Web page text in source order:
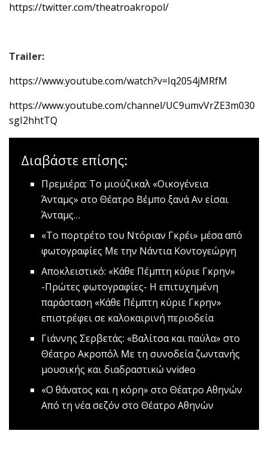
https://twitter.com/theatroakropol/
Trailer:
https://www.youtube.com/watch?v=Iq2054jMRfM
https://www.youtube.com/channel/UC9umvVrZE3m030
sgI2hhtTQ
Διαβάστε επίσης:
Πρεμιέρα: Το μιούζικαλ «Οικογένεια
Άνταμς» στο Θέατρο Βέμπο ξανάΑν είσαι
Άνταμς…
«Το πορτρέτο του Ντόριαν Γκρέι» μέσα από
φωτογραφίες Με την Νάντια Κοντογεώργη
Αποκλειστικό: «Κάθε Πέμπτη κύριε Γκρην»
-Πρώτες φωτογραφίες- Η επιτυχημένη
παράσταση «Κάθε Πέμπτη κύριε Γκρην»
επιστρέφει σε καλοκαιρινή περιοδεία
Γιάννης Σερβετάς: «Βαλίτσα και παύλα» στο
Θέατρο Ακροπόλ Με τη συνοδεία ζωντανής
μουσικής και διαδραστικώ νvideo
«Ο θάνατος και η κόρη» στο Θέατρο Αθηνών
Από τη νέα σεζόν στο Θέατρο Αθηνών